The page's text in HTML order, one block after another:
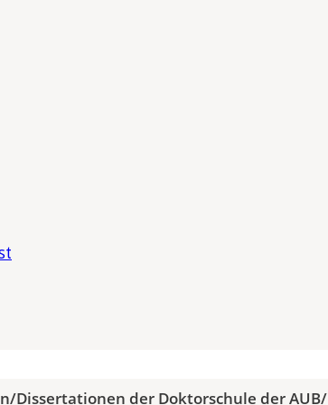
/Dissertationen der Doktorschule der AUB/